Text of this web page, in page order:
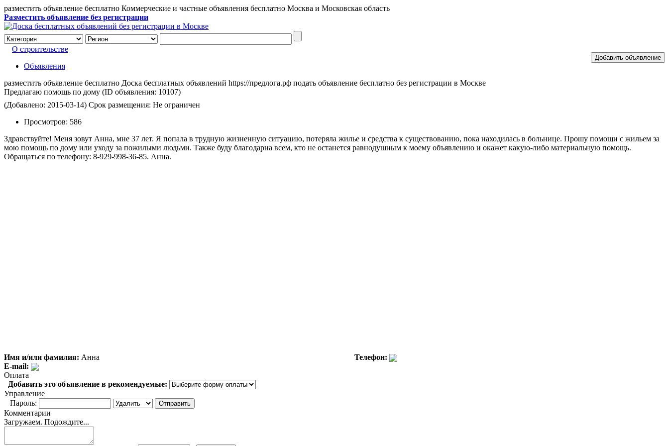
разместить объявление бесплатно Коммерческие и частные объявления бесплатно Москва и Московская область
Разместить объявление без регистрации
О строительстве
Объявления
разместить объявление бесплатно Доска бесплатных объявлений https://предлога.рф подать объявление бесплатно без регистрации в Москве
Предлагаю помощь по дому (ID объявления: 10107)
(Добавлено: 2015-03-14) Срок размещения: Не ограничен
Просмотров: 586
Здравствуйте! Меня зовут Анна, мне 37 лет. Я попала в трудную жизненную ситуацию, потеряла жилье и средства к существованию, пока находилась в больнице. Прошу помощи с жильем за
мою помощь по дому или уходу за пожилыми людьми. Также буду благодарна всем, кто не останется равнодушным к моему объявлению и окажет какую-либо материальную помощь.
Обращаться по телефону: 8-929-998-36-85. Анна.
Имя и/или фамилия: Анна
Телефон:
E-mail:
Оплата
Добавить это объявление в рекомендуемые:
Управление
Пароль:
Комментарии
Загружаем. Подождите...